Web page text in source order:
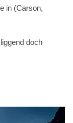
in (Carson,
doch